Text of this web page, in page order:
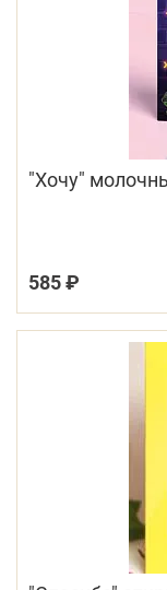
"Хочу"
585 ₽